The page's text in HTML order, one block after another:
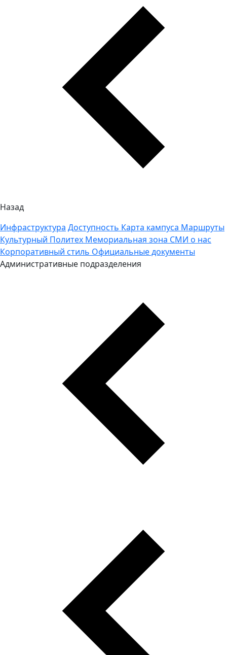
Назад
Инфраструктура Доступность Карта кампуса Маршруты
Культурный Политех Мемориальная зона СМИ о нас
Корпоративный стиль Официальные документы
Административные подразделения